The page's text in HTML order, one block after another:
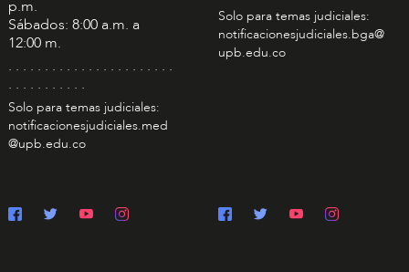
p.m.
Sábados: 8:00 a.m. a
12:00 m.
. . . . . . . . . . . . . . . . . . . . . . .
. . . . . . . . . . .
Solo para temas judiciales:
notificacionesjudiciales.med
@upb.edu.co
Solo para temas judiciales:
notificacionesjudiciales.bga@
upb.edu.co